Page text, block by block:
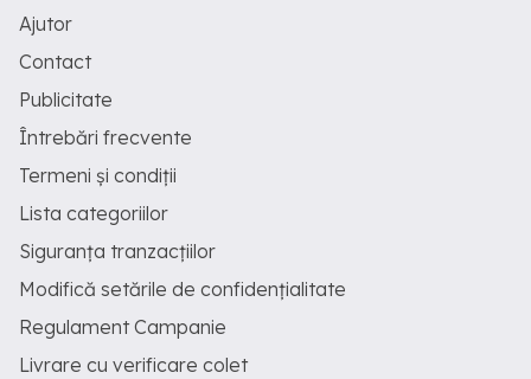
Ajutor
Contact
Publicitate
Întrebări frecvente
Termeni și condiții
Lista categoriilor
Siguranța tranzacțiilor
Modifică setările de confidențialitate
Regulament Campanie
Livrare cu verificare colet